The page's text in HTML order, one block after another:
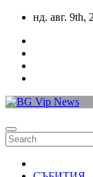
Skip
content
нд. авг. 9th,